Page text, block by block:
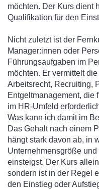
möchten. Der Kurs dient
Qualifikation für den
Nicht zuletzt ist der
Manager:innen oder
Führungsaufgaben im
möchten. Er vermittelt
Arbeitsrecht, Recruiting,
Entgeltmanagement, die
im HR-Umfeld
Was kann ich damit im
Das Gehalt nach einem
hängt stark davon ab, in
Unternehmensgröße
einsteigst. Der Kurs
sondern ist in der Regel
den Einstieg oder